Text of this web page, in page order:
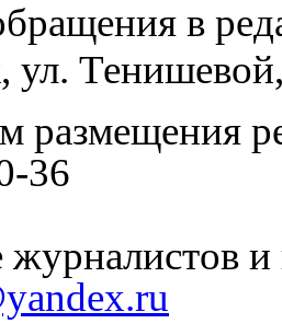
в
ул.
размещения
36
и